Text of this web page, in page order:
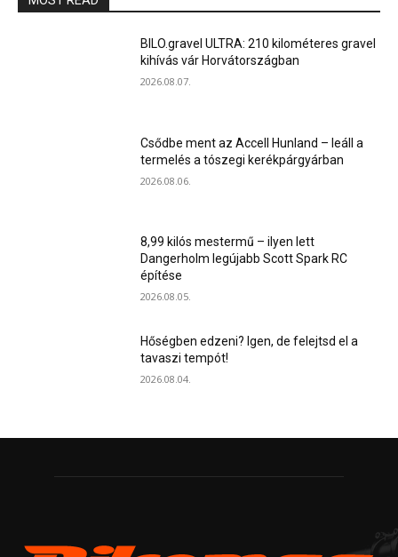
BILO.gravel ULTRA: 210 kilométeres gravel
kihívás vár Horvátországban
2026.08.07.
Csődbe ment az Accell Hunland – leáll a
termelés a tószegi kerékpárgyárban
2026.08.06.
8,99 kilós mestermű – ilyen lett
Dangerholm legújabb Scott Spark RC
építése
2026.08.05.
Hőségben edzeni? Igen, de felejtsd el a
tavaszi tempót!
2026.08.04.